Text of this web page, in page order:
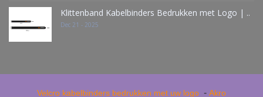
Klittenband Kabelbinders Bedrukken met Logo | ..
Dec 21 - 2025
Velcro kabelbinders bedrukken met uw logo - Akro